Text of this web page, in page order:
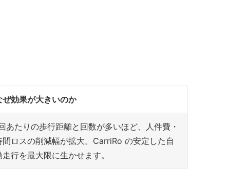
ぜ効果が大きいのか
あたりの歩行距離と回数が多いほど、人件費・
間ロスの削減幅が拡大。CarriRo の安定した自
走行を最大限に生かせます。